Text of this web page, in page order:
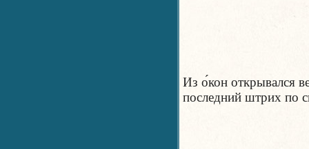
Из о́кон открывался
последний штрих по